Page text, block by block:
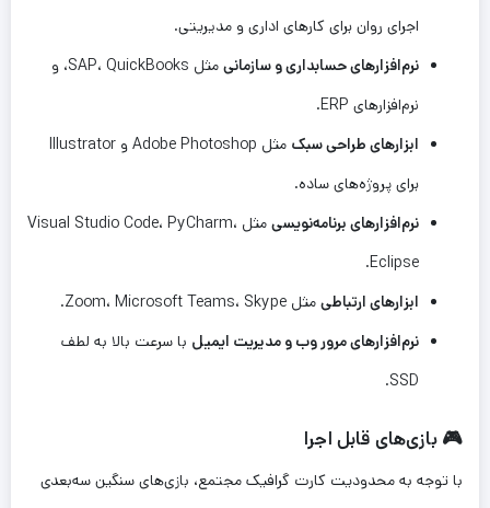
اجرای روان برای کارهای اداری و مدیریتی.
نرم‌افزارهای حسابداری و سازمانی
مثل SAP، QuickBooks، و
نرم‌افزارهای ERP.
ابزارهای طراحی سبک
مثل Adobe Photoshop و Illustrator
برای پروژه‌های ساده.
نرم‌افزارهای برنامه‌نویسی
مثل Visual Studio Code، PyCharm،
Eclipse.
ابزارهای ارتباطی مثل Zoom، Microsoft Teams، Skype.
نرم‌افزارهای مرور وب و مدیریت ایمیل با سرعت بالا به لطف
SSD.
🎮 بازی‌های قابل اجرا
با توجه به محدودیت کارت گرافیک مجتمع، بازی‌های سنگین سه‌بعدی